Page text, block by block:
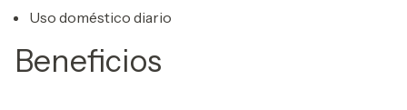
Uso doméstico diario
Beneficios